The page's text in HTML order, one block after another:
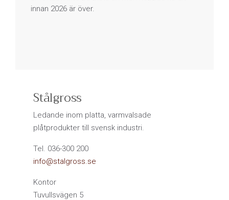
innan 2026 är över.
Stålgross
Ledande inom platta, varmvalsade
plåtprodukter till svensk industri.
Tel. 036-300 200
info@stalgross.se
Kontor
Tuvullsvägen 5